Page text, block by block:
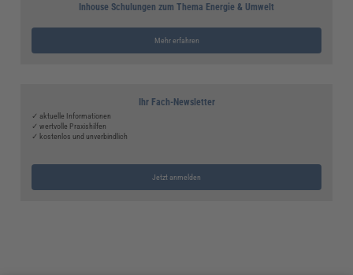
Inhouse Schulungen zum Thema Energie & Umwelt
Mehr erfahren
Ihr Fach-Newsletter
✓ aktuelle Informationen
✓ wertvolle Praxishilfen
✓ kostenlos und unverbindlich
Jetzt anmelden